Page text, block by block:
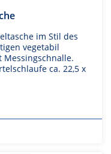
im Stil des
vegetabil
ca. 22,5 x